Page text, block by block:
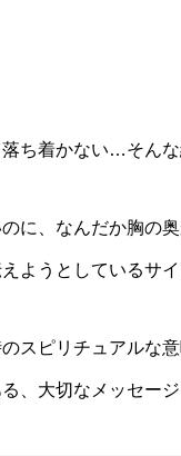
ち着かない…そん
に、なんだか胸の
ようとしているサイ
スピリチュアルな
、大切なメッセー